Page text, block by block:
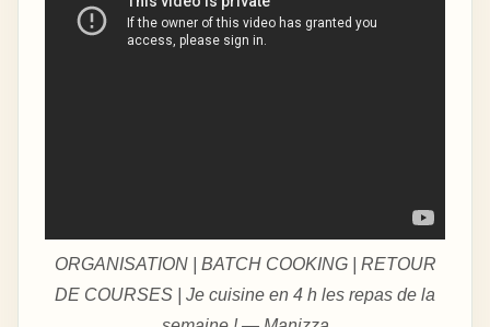
ORGANISATION | BATCH COOKING | RETOUR
DE COURSES | Je cuisine en 4 h les repas de la